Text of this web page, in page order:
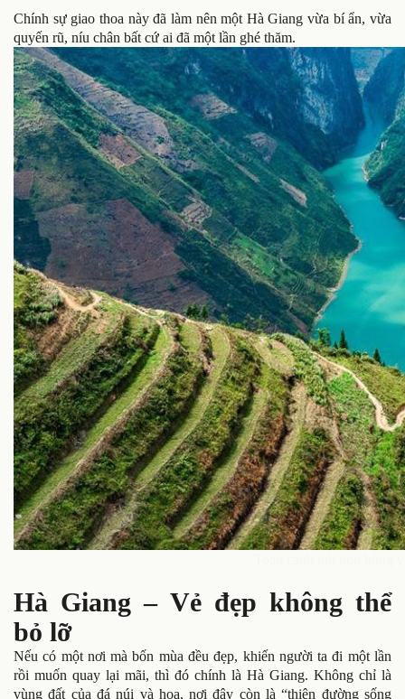
Chính sự giao thoa này đã làm nên một Hà Giang vừa bí ẩn, vừa
quyến rũ, níu chân bất cứ ai đã một lần ghé thăm.
Hà Giang – Vẻ đẹp không thể
bỏ lỡ
Nếu có một nơi mà bốn mùa đều đẹp, khiến người ta đi một lần
rồi muốn quay lại mãi, thì đó chính là Hà Giang. Không chỉ là
vùng đất của đá núi và hoa, nơi đây còn là “thiên đường sống